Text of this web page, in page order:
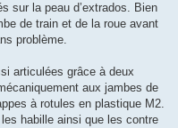
sur la peau d’extrados. Bien
de train et de la roue avant
problème.
articulées grâce à deux
aux jambes de
à rotules en plastique M2.
habille ainsi que les contre